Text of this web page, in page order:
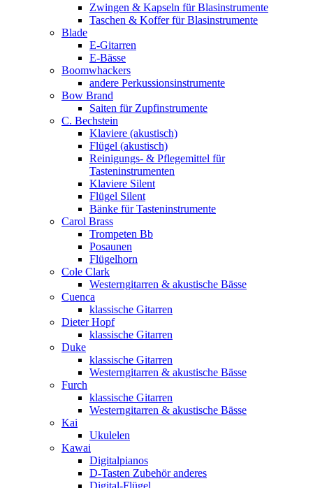
Zwingen & Kapseln für Blasinstrumente
Taschen & Koffer für Blasinstrumente
Blade
E-Gitarren
E-Bässe
Boomwhackers
andere Perkussionsinstrumente
Bow Brand
Saiten für Zupfinstrumente
C. Bechstein
Klaviere (akustisch)
Flügel (akustisch)
Reinigungs- & Pflegemittel für
Tasteninstrumenten
Klaviere Silent
Flügel Silent
Bänke für Tasteninstrumente
Carol Brass
Trompeten Bb
Posaunen
Flügelhorn
Cole Clark
Westerngitarren & akustische Bässe
Cuenca
klassische Gitarren
Dieter Hopf
klassische Gitarren
Duke
klassische Gitarren
Westerngitarren & akustische Bässe
Furch
klassische Gitarren
Westerngitarren & akustische Bässe
Kai
Ukulelen
Kawai
Digitalpianos
D-Tasten Zubehör anderes
Digital-Flügel